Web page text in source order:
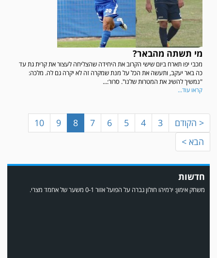
מי תשתה מהבאר?
מכבי יפו תארח ביום שישי הקרוב את היחידה שהצליחה לעצור את קרית גת עד
כה באר יעקב, ותעשה את הכל על מנת שמקרה זה לא יקרה גם לה. מלכה:
"נמשיך להשיג את המטרות שלנו". סרור:...
קראו עוד...
< הקודם 3
4
5
6
7
8
9
10
הבא >
חדשות
במשחק אימון שהתקיים הבוקר יום ה' ניצחה קרית מלאכי את עירוני אשדוד 5-0.
משחק אימון: ירמיהו חולון גברה על הפועל אזור 0-1 משער של אחמד מצרי.